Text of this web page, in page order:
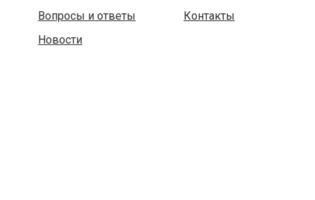
Вопросы и ответы
Контакты
Новости